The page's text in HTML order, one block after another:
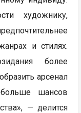
художнику,
и стилях.
более
арсенал
шансов
— делится